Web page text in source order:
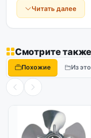
Читать далее
Смотрите также
Похожие Из